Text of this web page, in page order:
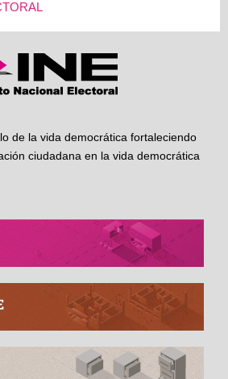
de la vida democrática fortaleciendo
ciudadana en la vida democrática